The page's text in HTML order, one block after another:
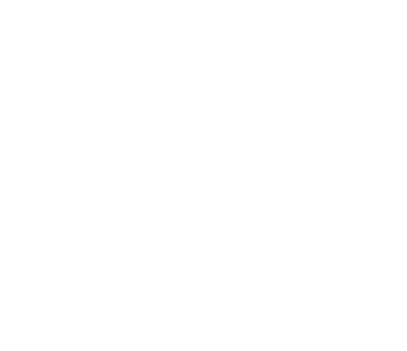
služby, ktoré uľahčia cestovanie a voľný čas -
Niektoré služby sú závislé od ročného obdobia
Wi-Fi zadarmo, TV, kávovar/čajová sada,
posteľami, klimatizáciou, Wi-Fi, TV,